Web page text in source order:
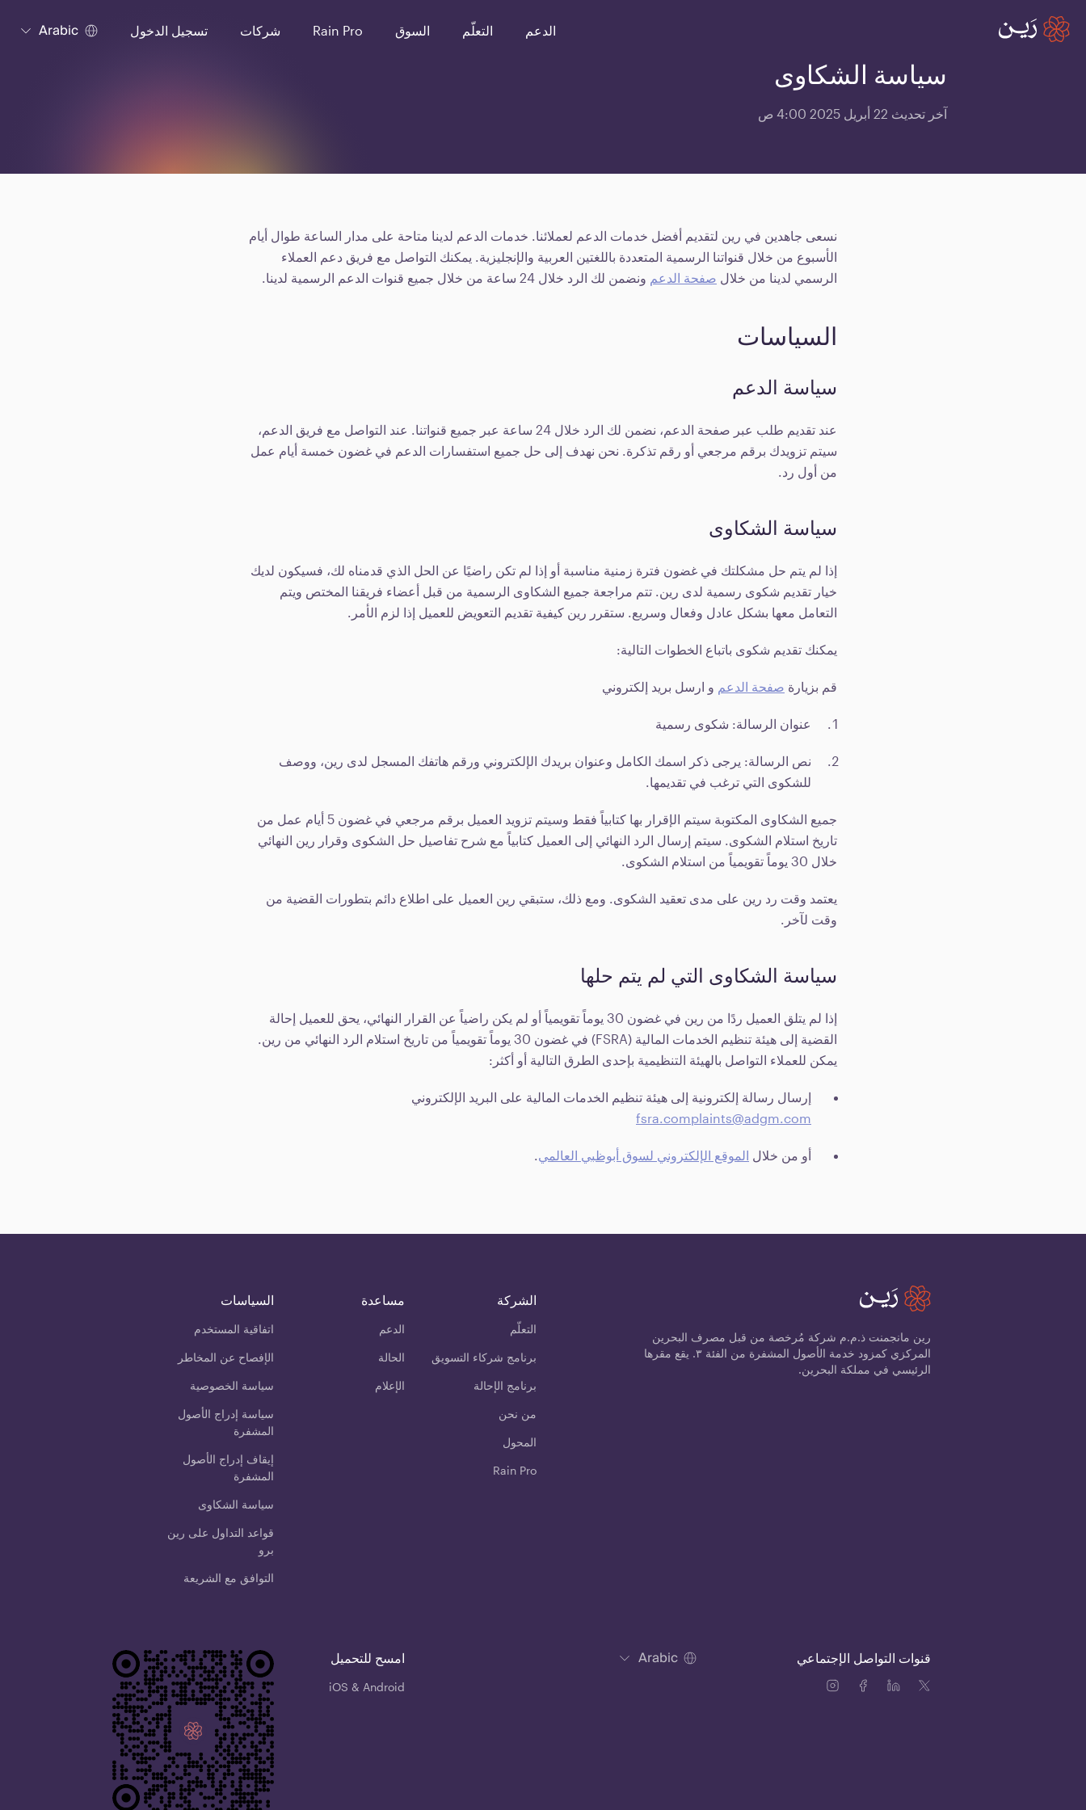
الدعم التعلّم السوق Rain Pro شركات تسجيل الدخول Arabic
سياسة الشكاوى
آخر تحديث 22 أبريل 2025 4:00 ص
نسعى جاهدين في رين لتقديم أفضل خدمات الدعم لعملائنا. خدمات الدعم لدينا متاحة على مدار الساعة طوال أيام
الأسبوع من خلال قنواتنا الرسمية المتعددة باللغتين العربية والإنجليزية. يمكنك التواصل مع فريق دعم العملاء
الرسمي لدينا من خلال صفحة الدعم ونضمن لك الرد خلال 24 ساعة من خلال جميع قنوات الدعم الرسمية لدينا.
السياسات
سياسة الدعم
عند تقديم طلب عبر صفحة الدعم، نضمن لك الرد خلال 24 ساعة عبر جميع قنواتنا. عند التواصل مع فريق الدعم،
سيتم تزويدك برقم مرجعي أو رقم تذكرة. نحن نهدف إلى حل جميع استفسارات الدعم في غضون خمسة أيام عمل
من أول رد.
سياسة الشكاوى
إذا لم يتم حل مشكلتك في غضون فترة زمنية مناسبة أو إذا لم تكن راضيًا عن الحل الذي قدمناه لك، فسيكون لديك
خيار تقديم شكوى رسمية لدى رين. تتم مراجعة جميع الشكاوى الرسمية من قبل أعضاء فريقنا المختص ويتم
التعامل معها بشكل عادل وفعال وسريع. ستقرر رين كيفية تقديم التعويض للعميل إذا لزم الأمر.
يمكنك تقديم شكوى باتباع الخطوات التالية:
قم بزيارة صفحة الدعم و ارسل بريد إلكتروني
عنوان الرسالة: شكوى رسمية
نص الرسالة: يرجى ذكر اسمك الكامل وعنوان بريدك الإلكتروني ورقم هاتفك المسجل لدى رين، ووصف
للشكوى التي ترغب في تقديمها.
جميع الشكاوى المكتوبة سيتم الإقرار بها كتابياً فقط وسيتم تزويد العميل برقم مرجعي في غضون 5 أيام عمل من
تاريخ استلام الشكوى. سيتم إرسال الرد النهائي إلى العميل كتابياً مع شرح تفاصيل حل الشكوى وقرار رين النهائي
خلال 30 يوماً تقويمياً من استلام الشكوى.
يعتمد وقت رد رين على مدى تعقيد الشكوى. ومع ذلك، ستبقي رين العميل على اطلاع دائم بتطورات القضية من
وقت لآخر.
سياسة الشكاوى التي لم يتم حلها
إذا لم يتلق العميل ردًا من رين في غضون 30 يوماً تقويمياً أو لم يكن راضياً عن القرار النهائي، يحق للعميل إحالة
القضية إلى هيئة تنظيم الخدمات المالية (FSRA) في غضون 30 يوماً تقويمياً من تاريخ استلام الرد النهائي من رين.
يمكن للعملاء التواصل بالهيئة التنظيمية بإحدى الطرق التالية أو أكثر:
إرسال رسالة إلكترونية إلى هيئة تنظيم الخدمات المالية على البريد الإلكتروني
fsra.complaints@adgm.com
أو من خلال الموقع الإلكتروني لسوق أبوظبي العالمي.
رين مانجمنت ذ.م.م شركة مُرخصة من قبل مصرف البحرين
المركزي كمزود خدمة الأصول المشفرة من الفئة ٣. يقع مقرها
الرئيسي في مملكة البحرين.
الشركة
التعلّم
برنامج شركاء التسويق
برنامج الإحالة
من نحن
المحول
Rain Pro
مساعدة
الدعم
الحالة
الإعلام
السياسات
اتفاقية المستخدم
الإفصاح عن المخاطر
سياسة الخصوصية
سياسة إدراج الأصول
المشفرة
إيقاف إدراج الأصول
المشفرة
سياسة الشكاوى
قواعد التداول على رين
برو
التوافق مع الشريعة
قنوات التواصل الإجتماعي Arabic امسح للتحميل
iOS & Android